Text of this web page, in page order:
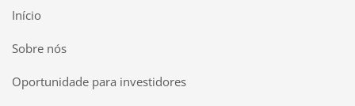
Início
Sobre nós
Oportunidade para investidores